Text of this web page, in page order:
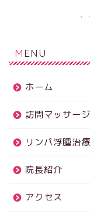
MENU
ホーム
訪問マッサージ
リンパ浮腫治療
院長紹介
アクセス